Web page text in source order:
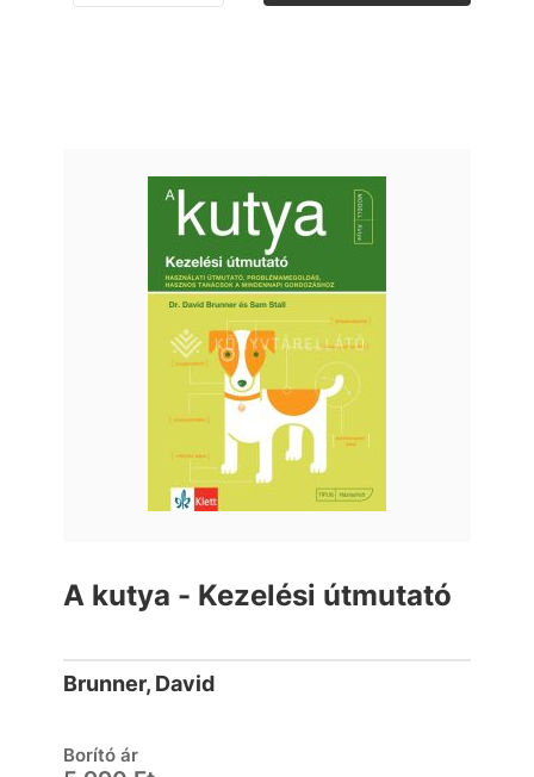
A kutya - Kezelési útmutató
Brunner, David
Borító ár